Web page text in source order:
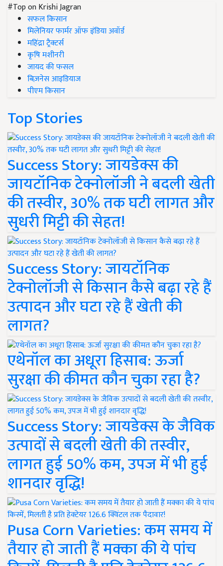
#Top on Krishi Jagran
सफल किसान
मिलेनियर फार्मर ऑफ इंडिया अवॉर्ड
महिंद्रा ट्रैक्टर्स
कृषि मशीनरी
जायद की फसल
बिज़नेस आइडियाज
पीएम किसान
Top Stories
Success Story: जायडेक्स की
जायटॉनिक टेक्नोलॉजी ने बदली खेती
की तस्वीर, 30% तक घटी लागत और
सुधरी मिट्टी की सेहत!
Success Story: जायटॉनिक
टेक्नोलॉजी से किसान कैसे बढ़ा रहे हैं
उत्पादन और घटा रहे हैं खेती की
लागत?
एथेनॉल का अधूरा हिसाब: ऊर्जा
सुरक्षा की कीमत कौन चुका रहा है?
Success Story: जायडेक्स के जैविक
उत्पादों से बदली खेती की तस्वीर,
लागत हुई 50% कम, उपज में भी हुई
शानदार वृद्धि!
Pusa Corn Varieties: कम समय में
तैयार हो जाती हैं मक्का की ये पांच